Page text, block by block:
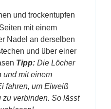
und trockentupfen
mit einem
Nadel an derselben
und über einer
Tipp: Die Löcher
und mit einem
fahren, um Eiweiß
verbinden. So lässt